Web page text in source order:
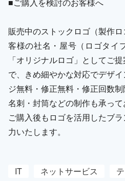
販売中のストックロゴ（製作
客様の社名・屋号（ロゴタイ
「オリジナルロゴ」としてご
で、きめ細やかな対応でデザ
ジ無料・修正無料・修正回数制
名刺・封筒などの制作も承って
ご購入後もロゴを活用したブ
力いたします。
IT ネットサービス